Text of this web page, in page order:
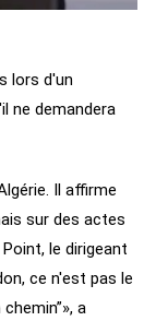
lors d'un
ne demandera
Il affirme
sur des actes
le dirigeant
ce n'est pas le
a